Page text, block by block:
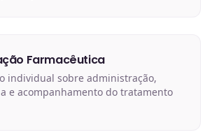
Farmacêutica
individual sobre administração,
e acompanhamento do tratamento